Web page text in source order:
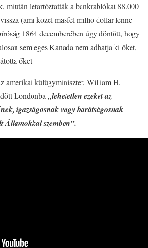
miután letartóztatták a bankrablókat 88.000
(ami közel másfél millió dollár lenne
1864 decemberében úgy döntött, hogy
semleges Kanada nem adhatja ki őket,
őket.
amerikai külügyminiszter, William H.
Londonba „lehetetlen ezeket az
igazságosnak vagy barátságosnak
Államokkal szemben”.